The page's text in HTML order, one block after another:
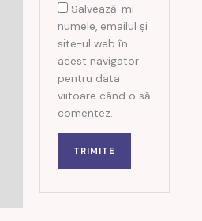
Salvează-mi
numele, emailul și
site-ul web în
acest navigator
pentru data
viitoare când o să
comentez.